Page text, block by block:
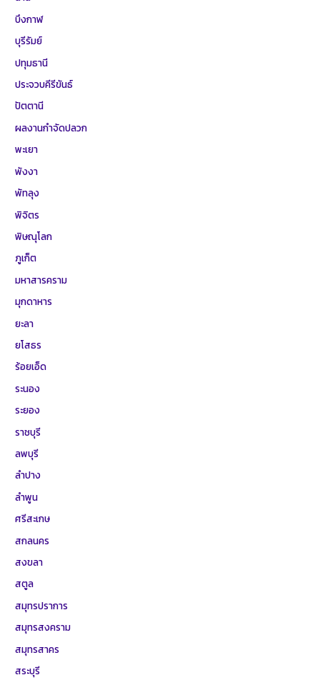
บึงกาฬ
บุรีรัมย์
ปทุมธานี
ประจวบคีรีขันธ์
ปัตตานี
ผลงานกำจัดปลวก
พะเยา
พังงา
พัทลุง
พิจิตร
พิษณุโลก
ภูเก็ต
มหาสารคราม
มุกดาหาร
ยะลา
ยโสธร
ร้อยเอ็ด
ระนอง
ระยอง
ราชบุรี
ลพบุรี
ลำปาง
ลำพูน
ศรีสะเกษ
สกลนคร
สงขลา
สตูล
สมุทรปราการ
สมุทรสงคราม
สมุทรสาคร
สระบุรี